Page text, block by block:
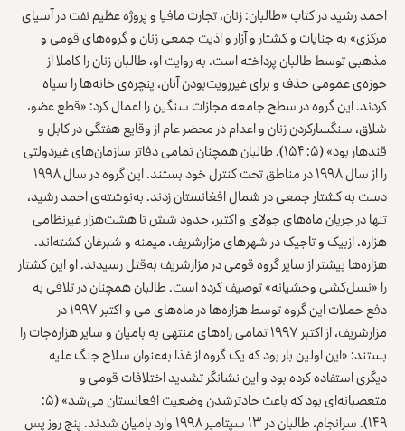
احمد رشید در کتاب «طالبان: زنان، تجارت مافیا و پروژه عظیم نفت در آسیای
مرکزی» به جنایات و کشتار و آزار و اذیت جمعی زنان و گروه‌های قومی و
مذهبی توسط طالبان پرداخته است. به روایت او، طالبان زنان را کاملا از
حوزه‌ی عمومی حذف و برای غیررویت‌بودن آنان، پنچره‌ی خانه‌ها را سیاه
کردند. این گروه در سطح جامعه مجازات سنگین را اعمال کرد: «قطع عضو،
شلاق، سنگسارکردن زنان و اعدام در محضر عام از وقایع هفتگی در کابل و
قندهار بود» (۵: ۱۵۴). طالبان همچنان تمامی دفاتر سازمان‌های غیردولتی
را از سال ۱۹۹۸ در مناطق تحت کنترل خود بستند. این گروه در سال ۱۹۹۸
دست به کشتار جمعی در شمال افغانستان زدند. به‌نوشته‌ی احمد رشید،
تنها در جریان ماه‌های جولای و اکتبر، حدود شش تا هشت‌هزار غیرنظامی
هزاره، ازبیک و تاجیک در شهرهای مزارشریف، میمنه و شبرغان کشته‌اند.
هزاره‌ها بیشتر از سایر گروه قومی در مزارشریف به‌قتل رسیدند. او این کشتار
را «نسل‌کشی وحشیانه» توصیف کرده است. طالبان همچنان در تلافی به
دفع حملات این گروه توسط هزاره‌ها در ماه‌های می و اکتبر ۱۹۹۷ در
مزارشریف، از اکتبر ۱۹۹۷ تمامی راه‌های منتهی به بامیان و سایر هزاره‌جات را
بستند: «این اولین بار بود که یک گروه از غذا به‌عنوان سلاح جنگ علیه
دیگری استفاده کرده بود و این نشانگر تشدید اختلافات قومی و
متعصبانه‌ای بود که باعث حادترشدن وضعیت افغانستان می‌شد» (۵:
۱۴۹). سرانجام، طالبان در ۱۳ سپتامبر ۱۹۹۸ وارد بامیان شدند. پنج روز پس